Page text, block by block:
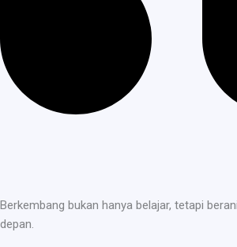
Berkembang bukan hanya belajar, tetapi
depan.